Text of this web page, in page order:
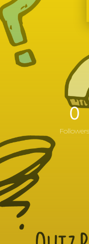
0
Followers